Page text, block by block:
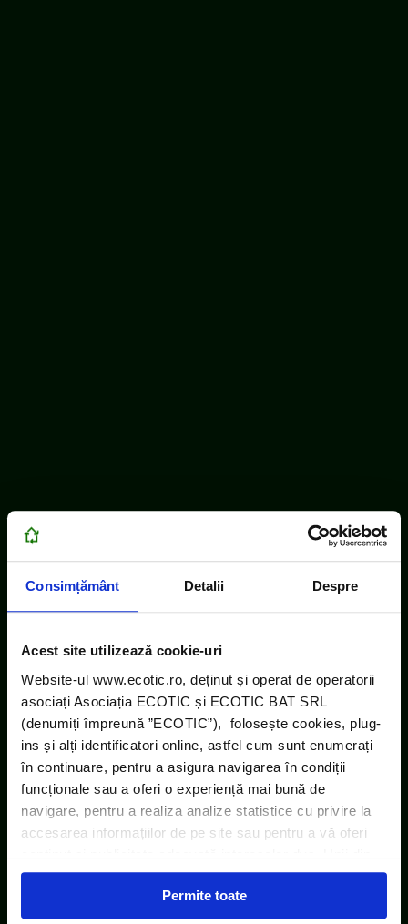
Consimțământ Detalii Despre
Acest site utilizează cookie-uri
Website-ul www.ecotic.ro, deținut și operat de operatorii
asociați Asociația ECOTIC și ECOTIC BAT SRL
(denumiți împreună ”ECOTIC”), folosește cookies, plug-
ins și alți identificatori online, astfel cum sunt enumerați
în continuare, pentru a asigura navigarea în condiții
funcționale sau a oferi o experiență mai bună de
navigare, pentru a realiza analize statistice cu privire la
accesarea informațiilor de pe site sau pentru a vă oferi
conținut și publicitate adecvată intereselor dvs. Unii din
acești identificatori online sunt plasați de către ECOTIC
(cookie-uri primare), alții sunt cookie-uri dintr-un domeniu
diferit de domeniul site-ului web pe care îl vizitați (cookie-
Permite toate